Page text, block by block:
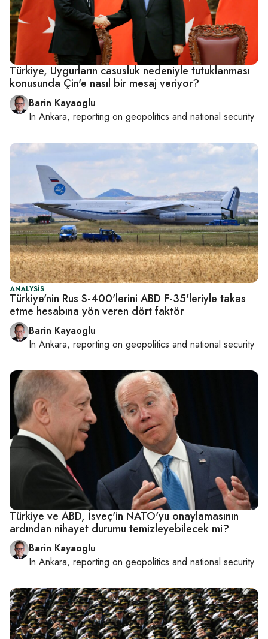
Türkiye, Uygurların casusluk nedeniyle tutuklanması
konusunda Çin'e nasıl bir mesaj veriyor?
Barin Kayaoglu
In Ankara, reporting on geopolitics and national security
ANALYSIS
Türkiye'nin Rus S-400'lerini ABD F-35'leriyle takas
etme hesabına yön veren dört faktör
Barin Kayaoglu
In Ankara, reporting on geopolitics and national security
Türkiye ve ABD, İsveç'in NATO'yu onaylamasının
ardından nihayet durumu temizleyebilecek mi?
Barin Kayaoglu
In Ankara, reporting on geopolitics and national security